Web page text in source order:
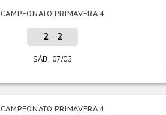
CAMPEONATO PRIMAVERA 4
2- 2
SÁB, 07/03
CAMPEONATO PRIMAVERA 4